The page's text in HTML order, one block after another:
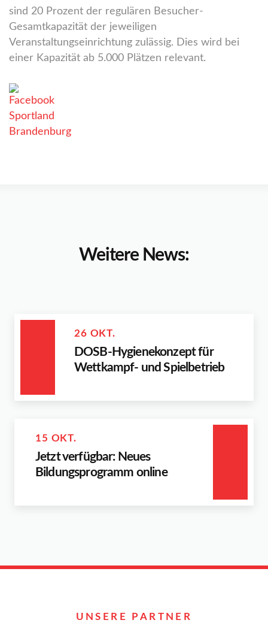
sind 20 Prozent der regulären Besucher-
Gesamtkapazität der jeweiligen
Veranstaltungseinrichtung zulässig. Dies wird bei
einer Kapazität ab 5.000 Plätzen relevant.
Weitere News:
26 OKT.
DOSB-Hygienekonzept für
Wettkampf- und Spielbetrieb
15 OKT.
Jetzt verfügbar: Neues
Bildungsprogramm online
UNSERE PARTNER